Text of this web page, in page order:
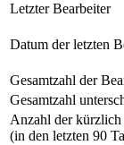
Letzter Bearbeiter
Datum der letzten
Gesamtzahl der
Gesamtzahl
Anzahl der kürzlich
(in den letzten 90